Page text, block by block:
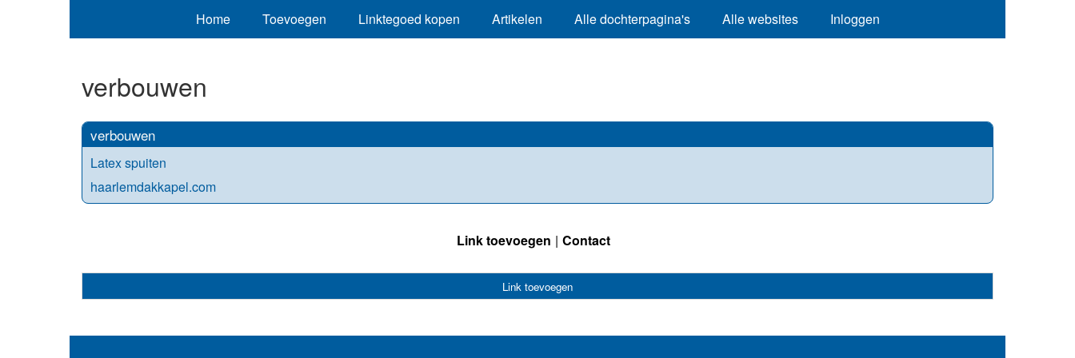
Home Toevoegen Linktegoed kopen Artikelen Alle dochterpagina's Alle websites Inloggen
verbouwen
verbouwen
Latex spuiten
haarlemdakkapel.com
Link toevoegen Contact
Link toevoegen